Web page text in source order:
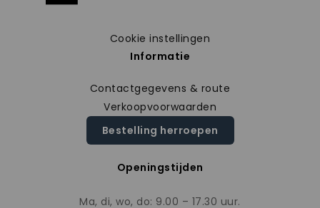
Cookie instellingen
Informatie
Contactgegevens & route
Verkoopvoorwaarden
Bestelling herroepen
Openingstijden
Ma, di, wo, do: 9.00 – 17.30 uur.